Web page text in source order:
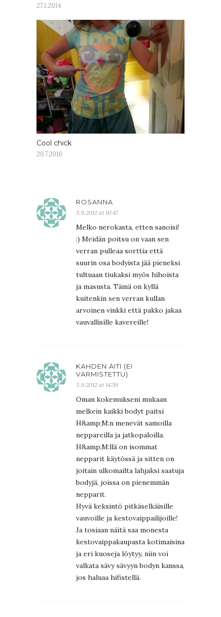
27.1.2014
Cool chick
29.7.2016
ROSANNA
3.9.2012 at 10:47
Melko nerokasta, etten sanoisi!
:) Meidän poitsu on vaan sen
verran pulleaa sorttia että
suurin osa bodyista jää pieneksi
tultuaan tiukaksi myös hihoista
ja masusta. Tämä on kyllä
kuitenkin sen verran kullan
arvoinen vinkki että pakko jakaa
vauvallisille kavereille!
KAHDEN ÄITI (EI
VARMISTETTU)
3.9.2012 at 14:59
Oman kokemukseni mukaan
melkein kaikki bodyt paitsi
H&amp;M:n menevät samoilla
neppareilla ja jatkopaloilla.
H&amp;M:llä on isommat
nepparit käytössä ja sitten on
joitain ulkomailta lahjaksi saatuja
bodyjä, joissa on pienemmän
nepparit.
Hyvä keksintö pitkäselkäisille
vauvoille ja kestovaippailijoille!
Ja tosiaan näitä saa monesta
kestovaippakaupasta kotimaisina
ja eri kuoseja löytyy, niin voi
valkata sävy sävyyn bodyn kanssa,
jos haluaa hifistellä.